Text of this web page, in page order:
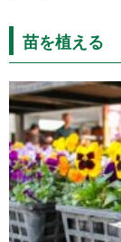
苗を植える